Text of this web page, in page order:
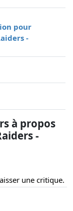
pour
-
à propos
-
une critique.